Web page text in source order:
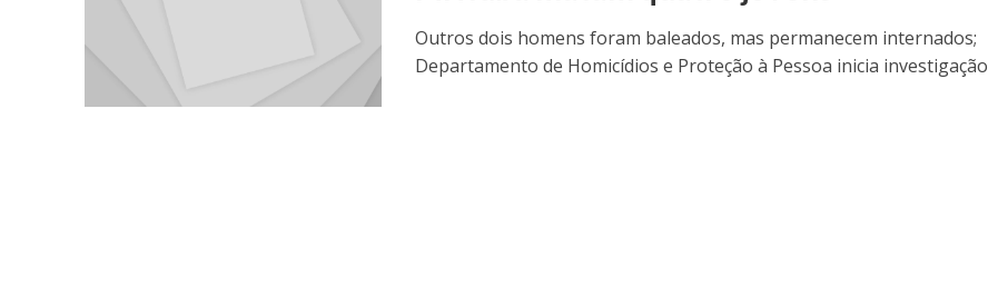
Outros dois homens foram baleados, mas permanecem internados;
Departamento de Homicídios e Proteção à Pessoa inicia investigação